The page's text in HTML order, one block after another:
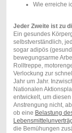
Wie erreiche
Jeder Zweite ist zu
Ein gesundes
selbstverständlich,
sogar adipös
bewegungsarme
Rolltreppe,
Verlockung zur
Jahr um Jahr.
Nationalen
entwickelt, um
Anstrengung nicht,
ob eine Belastung
die Bemühungen